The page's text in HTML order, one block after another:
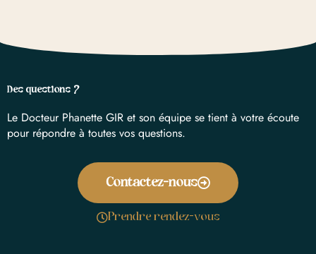
Des questions ?
Le Docteur Phanette GIR et son équipe se tient à votre écoute
pour répondre à toutes vos questions.
Contactez-nous
Prendre rendez-vous